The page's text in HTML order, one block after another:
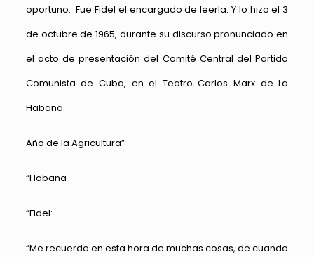
oportuno. Fue Fidel el encargado de leerla. Y lo hizo el 3
de octubre de 1965, durante su discurso pronunciado en
el acto de presentación del Comité Central del Partido
Comunista de Cuba, en el Teatro Carlos Marx de La
Habana
Año de la Agricultura”
“Habana
“Fidel:
“Me recuerdo en esta hora de muchas cosas, de cuando